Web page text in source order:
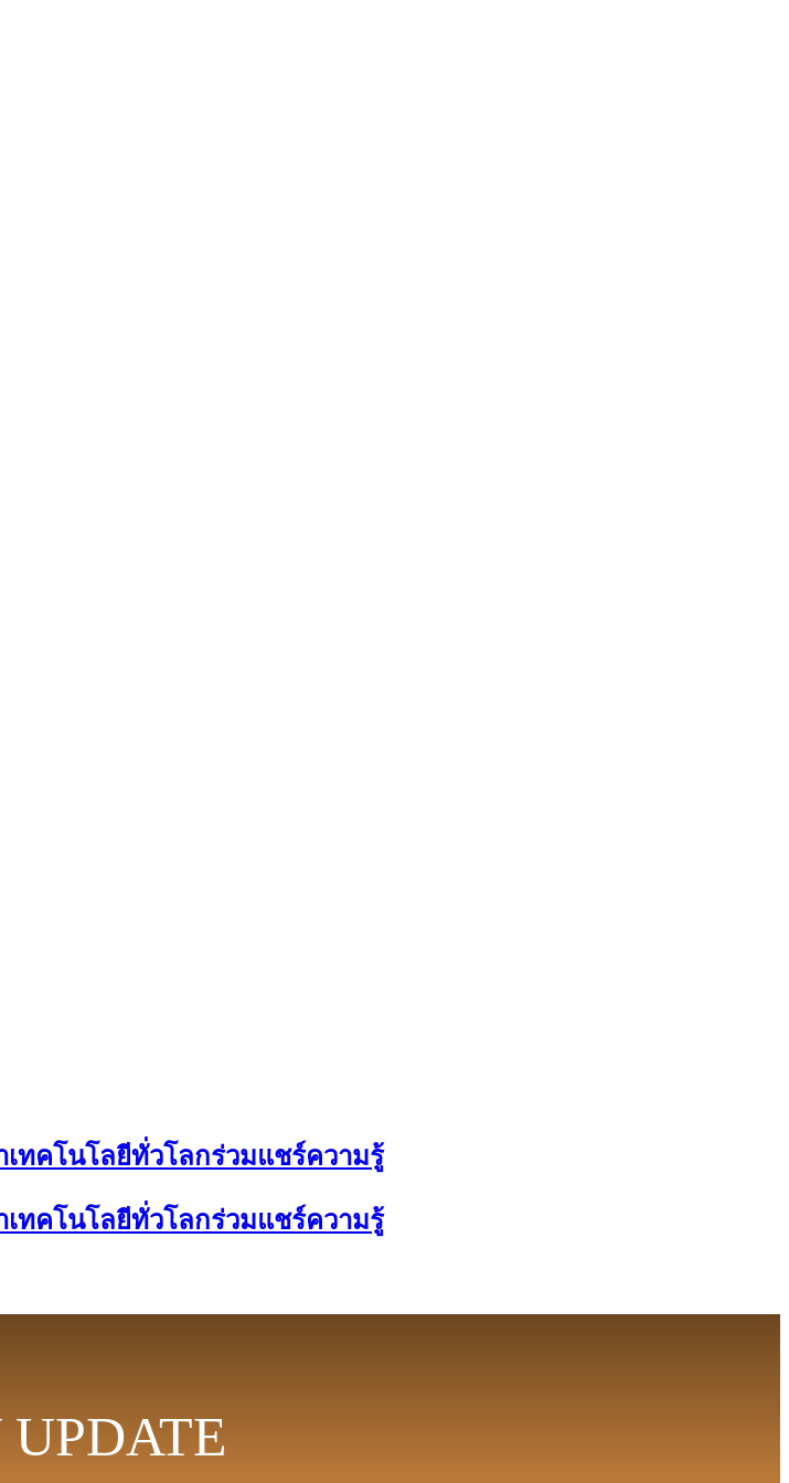
ำเทคโนโลยีทั่วโลกร่วมแชร์ความรู้
ำเทคโนโลยีทั่วโลกร่วมแชร์ความรู้
UPDATE